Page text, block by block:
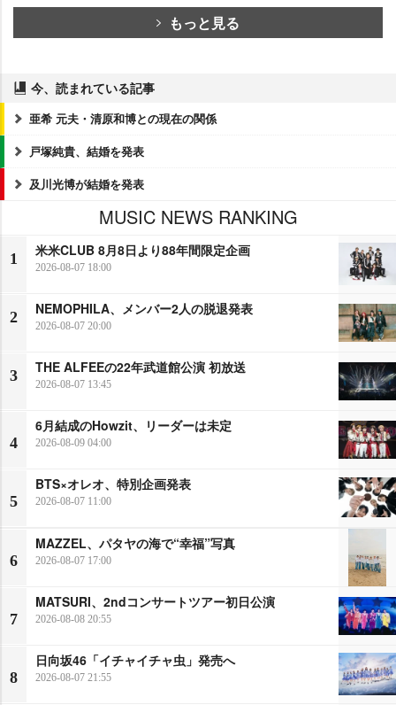
もっと見る
今、読まれている記事
亜希 元夫・清原和博との現在の関係
戸塚純貴、結婚を発表
及川光博が結婚を発表
MUSIC NEWS RANKING
1
米米CLUB 8月8日より88年間限定企画
2026-08-07 18:00
2
NEMOPHILA、メンバー2人の脱退発表
2026-08-07 20:00
3
THE ALFEEの22年武道館公演 初放送
2026-08-07 13:45
4
6月結成のHowzit、リーダーは未定
2026-08-09 04:00
5
BTS×オレオ、特別企画発表
2026-08-07 11:00
6
MAZZEL、パタヤの海で“幸福”写真
2026-08-07 17:00
7
MATSURI、2ndコンサートツアー初日公演
2026-08-08 20:55
8
日向坂46「イチャイチャ虫」発売へ
2026-08-07 21:55